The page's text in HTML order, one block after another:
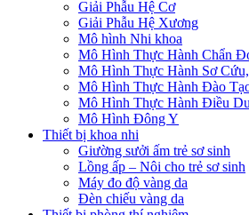
Giải Phẫu Hệ Cơ
Giải Phẫu Hệ Xương
Mô hình Nhi khoa
Mô Hình Thực Hành Chẩn
Mô Hình Thực Hành Sơ
Mô Hình Thực Hành Đào
Mô Hình Thực Hành Điều
Mô Hình Đông Y
Thiết bị khoa nhi
Giường sưởi ấm trẻ sơ sinh
Lồng ấp – Nôi cho trẻ sơ sinh
Máy đo độ vàng da
Đèn chiếu vàng da